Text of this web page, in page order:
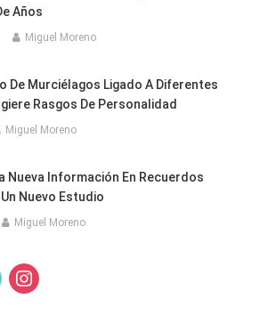
Años
Miguel Moreno
De Murciélagos Ligado A Diferentes
Rasgos De Personalidad
Miguel Moreno
Nueva Información En Recuerdos
Nuevo Estudio
Miguel Moreno
instagram